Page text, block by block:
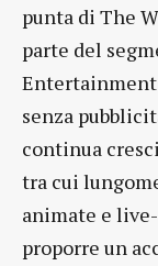
punta di The
parte del
senza
continua
tra cui
animate e
proporre un